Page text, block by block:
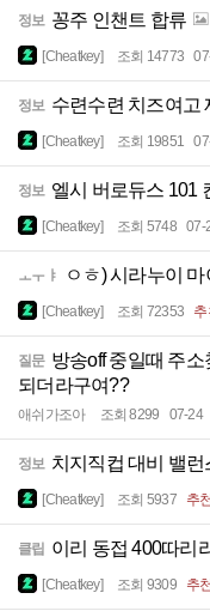
정보 꽁주 인챈트 합류
[Cheatkey] 조회 14773
정보 수련수련 치즈여고
[Cheatkey] 조회 19851
정보 엘시 버로듀스 101
[Cheatkey] 조회 5748 07-
ㅗㅜㅑ ㅇㅎ) 시라누이
[Cheatkey] 조회 72353 추
질문 방송off 중일때 주
되더라구여??
애쉬가조아 조회 8299 07-24
정보 치지직컵 대비 밸런
[Cheatkey] 조회 5937 추
클립 이리 동접 400따리
[Cheatkey] 조회 9309 추